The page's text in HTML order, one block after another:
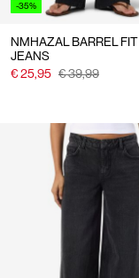
-35%
NMHAZAL BARREL FIT
JEANS
€ 25,95 € 39,99